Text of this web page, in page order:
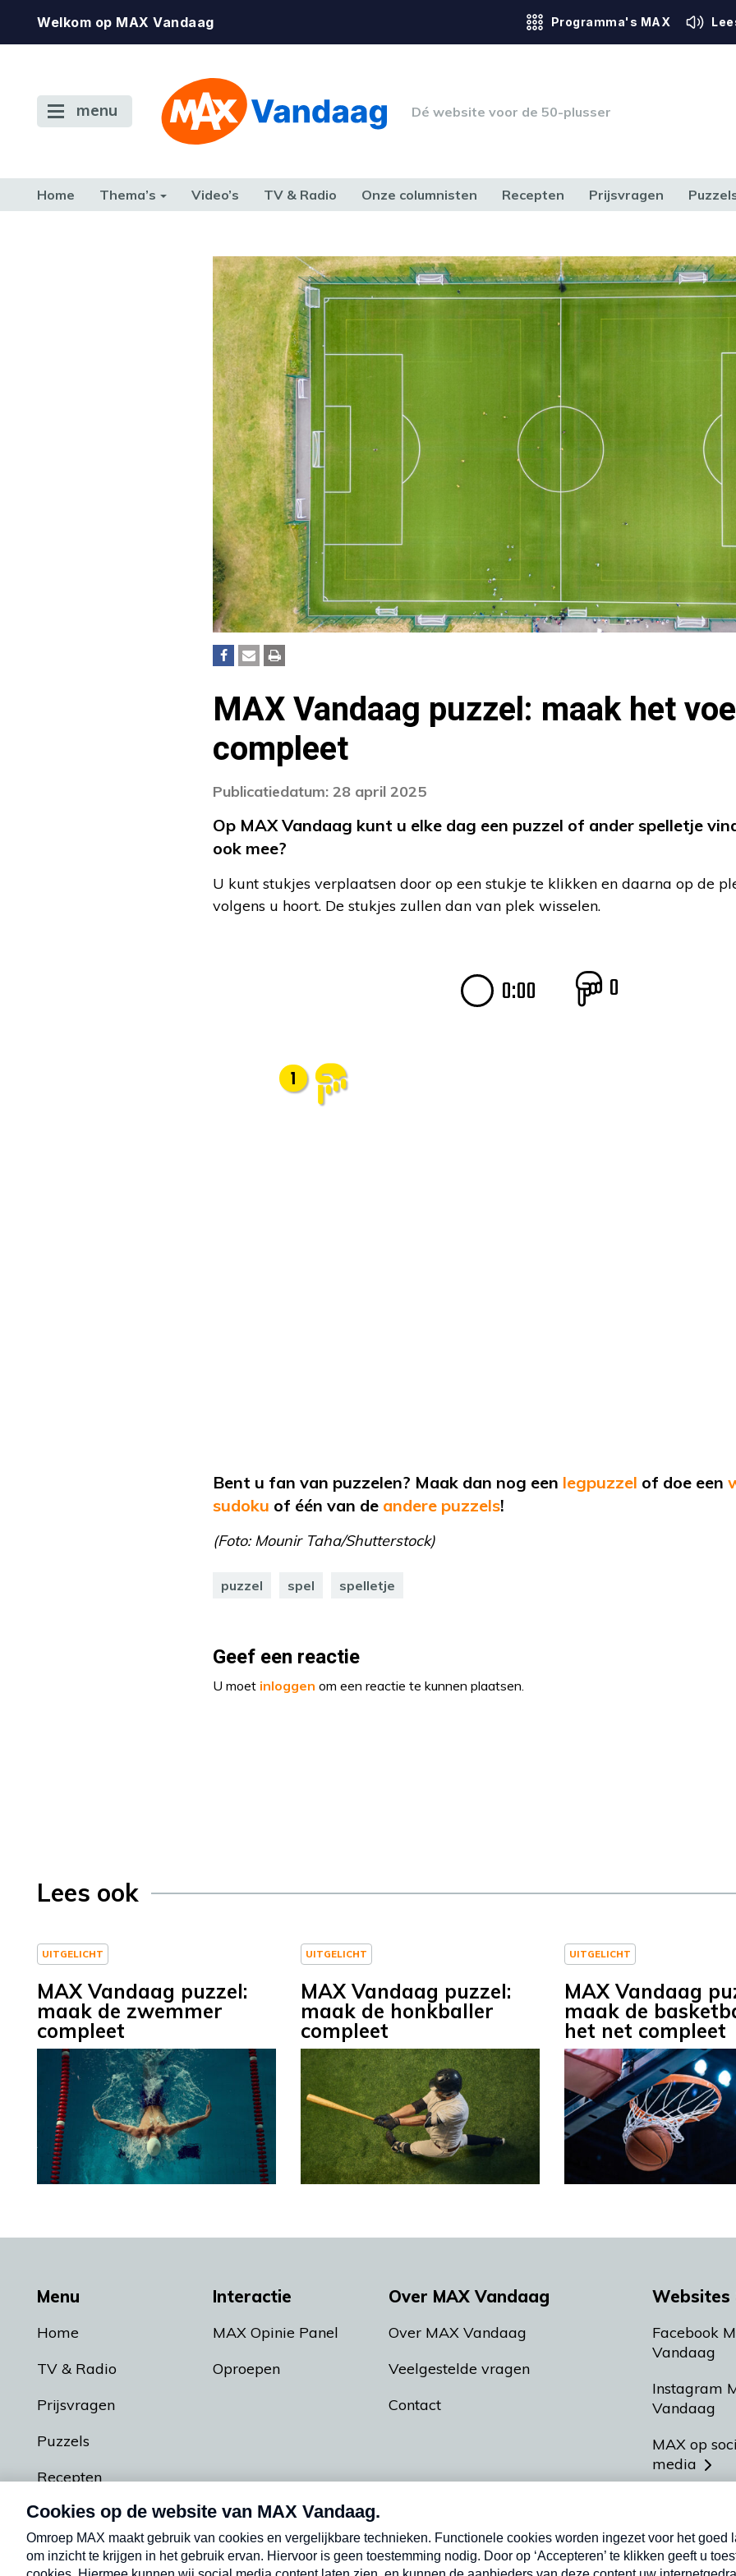
Welkom op MAX Vandaag Programma's MAX
menu Dé website voor de 50-plusser
Home Thema’s Video’s TV & Radio Onze columnisten Recepten Prijsvragen
MAX Vandaag puzzel: maak het
compleet
Publicatiedatum: 28 april 2025
Op MAX Vandaag kunt u elke dag een puzzel of ander spelletje
ook mee?
U kunt stukjes verplaatsen door op een stukje te klikken en daarna op de
volgens u hoort. De stukjes zullen dan van plek wisselen.
Bent u fan van puzzelen? Maak dan nog een legpuzzel of doe een
sudoku of één van de andere puzzels!
(Foto:Mounir Taha/Shutterstock)
puzzel spel spelletje
Geef een reactie
U moet inloggen om een reactie te kunnen plaatsen.
Lees ook
UITGELICHT
MAX Vandaag puzzel:
maak de zwemmer
compleet
UITGELICHT
MAX Vandaag puzzel:
maak de honkballer
compleet
UITGELICHT
MAX Vandaag
maak de
het net compleet
Menu
Home
TV & Radio
Prijsvragen
Puzzels
Recepten
Podcasts
Interactie
MAX Opinie Panel
Oproepen
Over MAX Vandaag
Over MAX Vandaag
Veelgestelde vragen
Contact
Websites
Facebook
Vandaag
Instagram
Vandaag
MAX op
media
Meldpunt